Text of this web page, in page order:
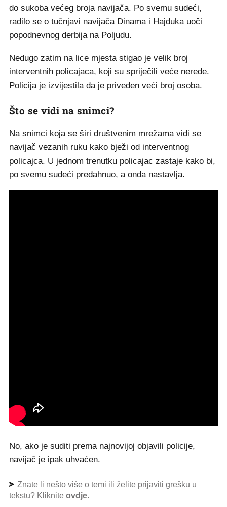
do sukoba većeg broja navijača. Po svemu sudeći,
radilo se o tučnjavi navijača Dinama i Hajduka uoči
popodnevnog derbija na Poljudu.
Nedugo zatim na lice mjesta stigao je velik broj
interventnih policajaca, koji su spriječili veće nerede.
Policija je izvijestila da je priveden veći broj osoba.
Što se vidi na snimci?
Na snimci koja se širi društvenim mrežama vidi se
navijač vezanih ruku kako bježi od interventnog
policajca. U jednom trenutku policajac zastaje kako bi,
po svemu sudeći predahnuo, a onda nastavlja.
No, ako je suditi prema najnovijoj objavili policije,
navijač je ipak uhvaćen.
Znate li nešto više o temi ili želite prijaviti grešku u
tekstu? Kliknite ovdje.